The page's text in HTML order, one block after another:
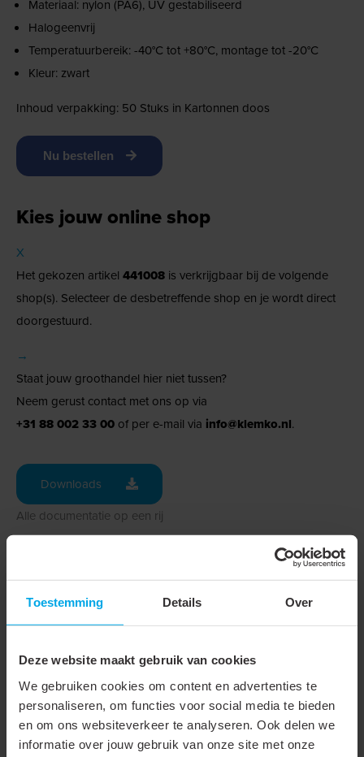
Toestemming Details Over
Deze website maakt gebruik van cookies
We gebruiken cookies om content en advertenties te
personaliseren, om functies voor social media te bieden
en om ons websiteverkeer te analyseren. Ook delen we
informatie over jouw gebruik van onze site met onze
Materiaal: nylon (PA6), UV gestabiliseerd
Halogeenvrij
Temperatuurbereik: -40°C tot +80°C, montage tot -20°C
Kleur: zwart
Inhoud verpakking: 50 Stuks in Kartonnen doos
Nu bestellen
Kies jouw online shop
X
Het gekozen artikel 441008 is verkrijgbaar bij de volgende
shop(s). Selecteer de desbetreffende shop en je wordt direct
doorgestuurd.
→
Staat jouw groothandel hier niet tussen?
Neem gerust contact met ons op via
+31 88 002 33 00 of per e-mail via info@klemko.nl.
Downloads
Alle documentatie op een rij
Technische gegevens
Downloads
Technische gegevens
Onderdeel serie
Draadeindclip